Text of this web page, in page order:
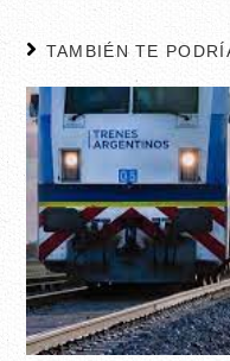
TAMBIÉN TE